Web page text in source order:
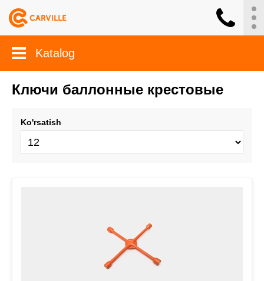
Katalog
Ключи баллонные крестовые
Ko'rsatish